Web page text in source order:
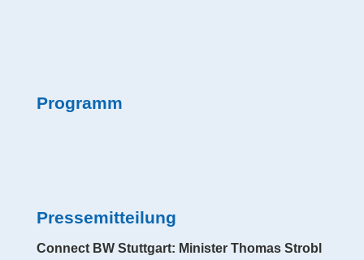
Programm
Pressemitteilung
Connect BW Stuttgart: Minister Thomas Strobl